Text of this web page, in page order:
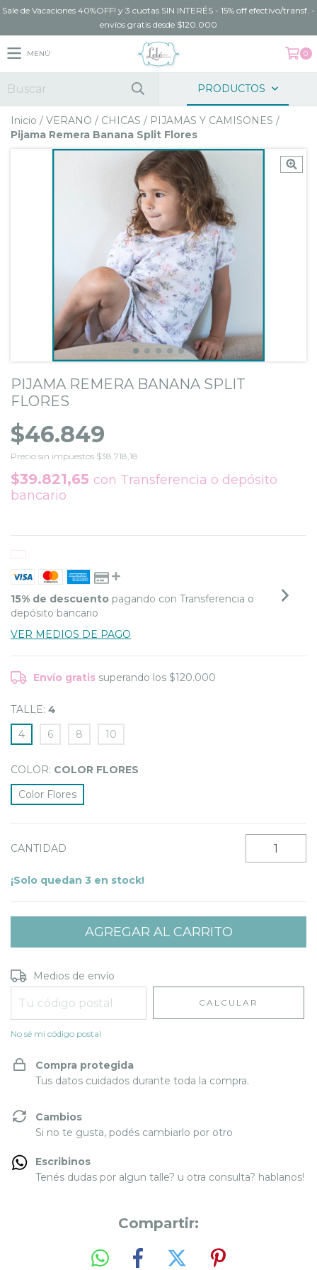
Sale de Vacaciones 40%OFF! y 3 cuotas SIN INTERÉS - 15% off efectivo/transf. -
envíos gratis desde $120.000
MENÚ 0
PRODUCTOS
Inicio / VERANO / CHICAS / PIJAMAS Y CAMISONES /
Pijama Remera Banana Split Flores
PIJAMA REMERA BANANA SPLIT
FLORES
$46.849
Precio sin impuestos $38.718,18
$39.821,65 con Transferencia o depósito
bancario
15% de descuento pagando con Transferencia o
depósito bancario
VER MEDIOS DE PAGO
Envío gratis superando los $120.000
TALLE: 4
4
6 8 10
COLOR: COLOR FLORES
Color Flores
CANTIDAD
¡Solo quedan 3 en stock!
Entregas para el CP:
Medios de envío
CALCULAR
No sé mi código postal
Compra protegida
Tus datos cuidados durante toda la compra.
Cambios
Si no te gusta, podés cambiarlo por otro
Escribinos
Tenés dudas por algun talle? u otra consulta? hablanos!
Compartir: